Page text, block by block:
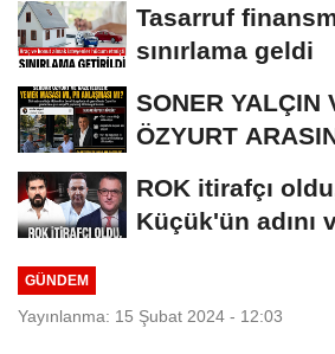
Tasarruf
sınırlama geldi
SONER YALÇIN
ÖZYURT
ROK itirafçı
Küçük'ün adını
GÜNDEM
Yayınlanma: 15 Şubat 2024 - 12:03